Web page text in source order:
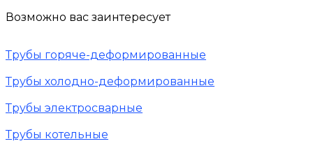
Возможно вас заинтересует
Трубы горяче-деформированные
Трубы холодно-деформированные
Трубы электросварные
Трубы котельные